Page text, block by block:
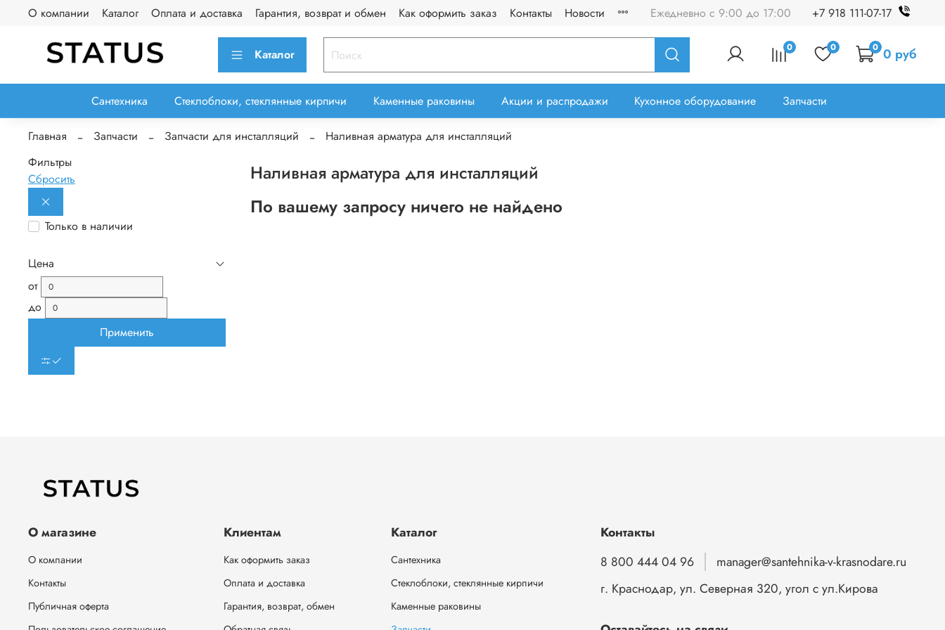
О компании Каталог Оплата и доставка Гарантия, возврат и обмен Как оформить заказ Контакты Новости Ежедневно с 9:00 до 17:00 +7 918 111-07-17
Каталог 0 0 0 0 руб
Сантехника Стеклоблоки, стеклянные кирпичи Каменные раковины Акции и распродажи Кухонное оборудование Запчасти
Главная Запчасти Запчасти для инсталляций Наливная арматура для инсталляций
Наливная арматура для инсталляций
По вашему запросу ничего не найдено
Фильтры
Сбросить
Только в наличии
Цена
от
до
Применить
О магазине
О компании
Контакты
Публичная оферта
Клиентам
Как оформить заказ
Оплата и доставка
Гарантия, возврат, обмен
Каталог
Сантехника
Стеклоблоки, стеклянные кирпичи
Каменные раковины
Контакты
8 800 444 04 96
manager@santehnika-v-krasnodare.ru
г. Краснодар, ул. Северная 320, угол с ул.Кирова